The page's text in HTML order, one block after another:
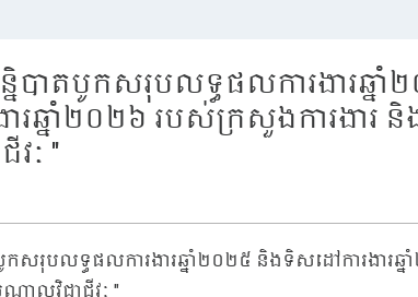
បាតបូកសរុបលទ្ធផលការងារឆ្នាំ
រឆ្នាំ២០២៦ របស់ក្រសួងការងារ
វៈ "
កសរុបលទ្ធផលការងារឆ្នាំ២០២៥ និងទិសដៅការងារឆ្
តាលវិជ្ជាជីវៈ "